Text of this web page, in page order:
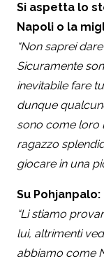
Si aspetta lo
Napoli o la
“Non saprei
Sicuramente
inevitabile fare
dunque
sono come loro
ragazzo
giocare in una
Su
“Li stiamo
lui, altrimenti
abbiamo come